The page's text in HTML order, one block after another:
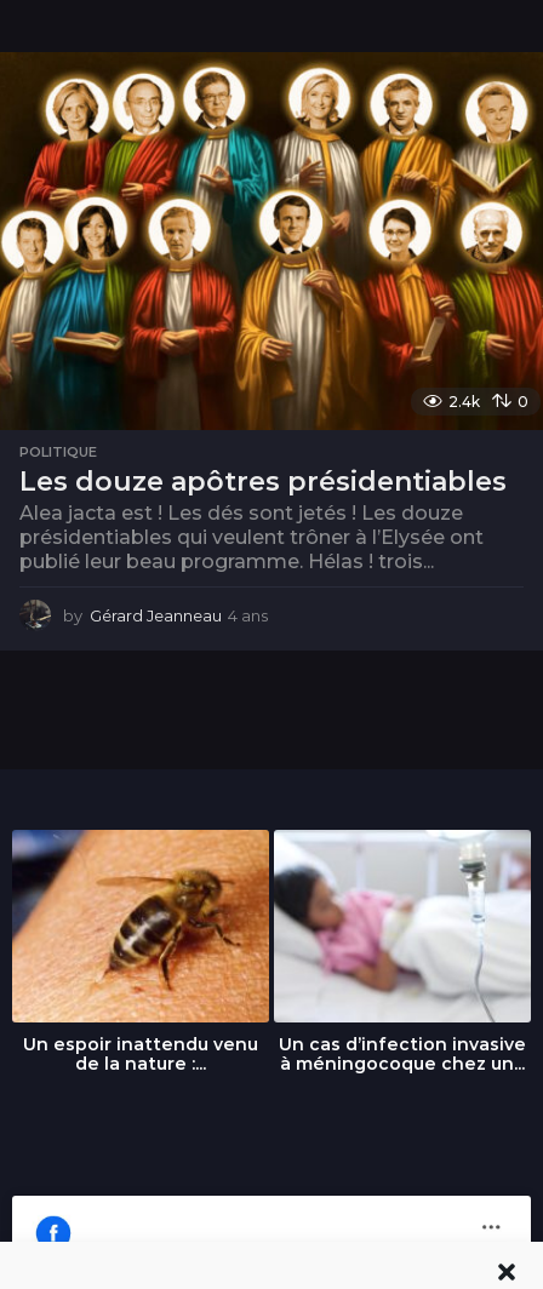
2.4k 0
POLITIQUE
Les douze apôtres présidentiables
Alea jacta est ! Les dés sont jetés ! Les douze
présidentiables qui veulent trôner à l’Elysée ont
publié leur beau programme. Hélas ! trois...
by Gérard Jeanneau 4 ans
Un espoir inattendu venu
de la nature :...
Un cas d’infection invasive
à méningocoque chez un...